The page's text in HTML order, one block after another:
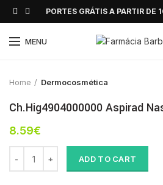
PORTES GRÁTIS A PARTIR DE
MENUClick to enlarge
Home Dermocosmética
Ch.Hig4904000000 Aspirad
8.59€
ADD TO CART